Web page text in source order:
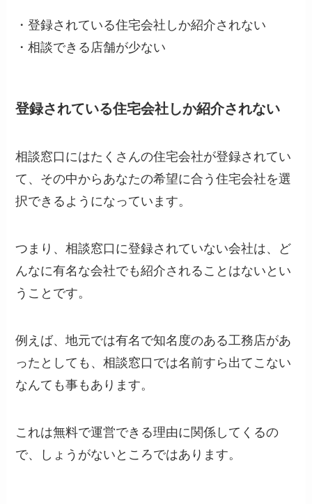
・登録されている住宅会社しか紹介されない
・相談できる店舗が少ない
登録されている住宅会社しか紹介されない
相談窓口にはたくさんの住宅会社が登録されてい
て、その中からあなたの希望に合う住宅会社を選
択できるようになっています。
つまり、相談窓口に登録されていない会社は、ど
んなに有名な会社でも紹介されることはないとい
うことです。
例えば、地元では有名で知名度のある工務店があ
ったとしても、相談窓口では名前すら出てこない
なんても事もあります。
これは無料で運営できる理由に関係してくるの
で、しょうがないところではあります。